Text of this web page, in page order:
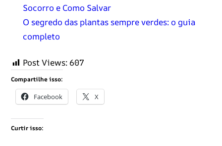
Socorro e Como Salvar
O segredo das plantas sempre verdes: o guia
completo
Post Views: 607
Compartilhe isso:
Facebook X
Curtir isso: